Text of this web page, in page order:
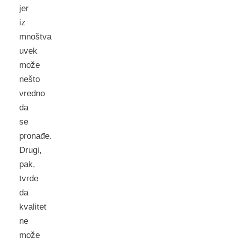
jer
iz
mnoštva
uvek
može
nešto
vredno
da
se
pronađe.
Drugi,
pak,
tvrde
da
kvalitet
ne
može